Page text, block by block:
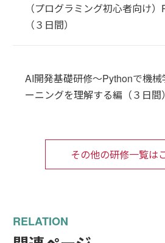
（プログラミング初心者向け
（３日間）
AI開発基礎研修～Pythonで機械
ーニングを理解する編（３日間）
その他の研修一覧は